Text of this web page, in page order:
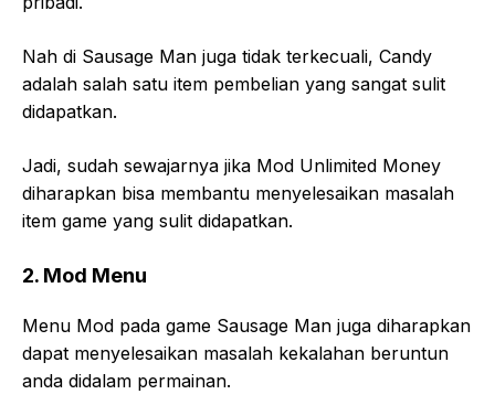
Nah di Sausage Man juga tidak terkecuali, Candy
adalah salah satu item pembelian yang sangat sulit
didapatkan.
Jadi, sudah sewajarnya jika Mod Unlimited Money
diharapkan bisa membantu menyelesaikan masalah
item game yang sulit didapatkan.
2. Mod Menu
Menu Mod pada game Sausage Man juga diharapkan
dapat menyelesaikan masalah kekalahan beruntun
anda didalam permainan.